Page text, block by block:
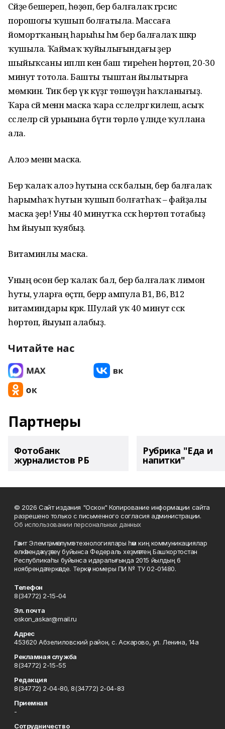
Сәйҙе бешереп, һөҙөп, бер балғалаҡ гәрсис
порошогы ҡушып болғатыла. Массаға
йомортҡаның һарыһы һәм бер балғалаҡ шәкәр
ҡушыла. Ҡаймаҡ ҡуйылығындағы әҙер
шыйыҡсаны ипләп кенә баш тиреһенә һөртөп, 20-30
минут тотола. Башты тыштан йылытырға
мөмкин. Тик бер үк күҙгә төшөүҙән һаҡланығыҙ.
Ҡара сәй менән маска ҡара сәслеләргә килешә, асыҡ
сәслеләр сәй урынына бүтән төрлө үләнде ҡуллана
ала.
Алоэ менән маска.
Бер ҡалаҡ алоэ һутына сәскә балын, бер балғалаҡ
һарымһаҡ һутын ҡушып болғатһаҡ – файҙалы
маска әҙер! Уны 40 минутҡа сәскә һөртөп тотабыҙ
һәм йыуып ҡуябыҙ.
Витаминлы маска.
Уның өсөн бер ҡалаҡ бал, бер балғалаҡ лимон
һуты, уларға өҫтәп, берәр ампула В1, В6, В12
витаминдары кәрәк. Шулай уҡ 40 минут сәскә
һөртөп, йыуып алабыҙ.
Читайте нас
Партнеры
Фотобанк
журналистов РБ
Рубрика "Еда и
напитки"
© 2026 Сайт издания "Оскон" Копирование информации сайта
разрешено только с письменного согласия администрации.
Об использовании персональных данных
Гәзит Элемтә, мәғлүмәт технологиялары һәм киң коммуникациялар
өлкәһендә күҙәтеү буйынса Федераль хеҙмәттең Башҡортостан
Республикаһы буйынса идаралығында 2015 йылдың 6
ноябрендә теркәлде. Теркәү номеры ПИ № ТУ 02-01480.
Телефон
8(34772) 2-15-04
Эл. почта
oskon_askar@mail.ru
Адрес
453620 Абзелиловский район, с. Аскарово, ул. Ленина, 14а
Рекламная служба
8(34772) 2-15-55
Редакция
8(34772) 2-04-80, 8(34772) 2-04-83
Приемная
-
Сотрудничество